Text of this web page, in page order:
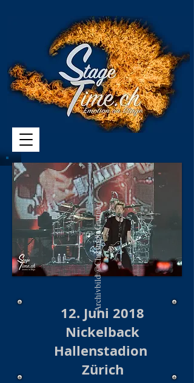
Archivbild ©Christoph Gurtner
12. Juni 2018
Nickelback
Hallenstadion
Zürich